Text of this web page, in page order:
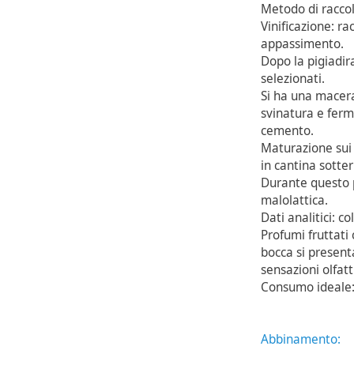
Metodo di
Vinificazione:
appassimento.
Dopo la
selezionati.
Si ha una
svinatura e
cemento.
Maturazione
in cantina
Durante
malolattica.
Dati analitici:
Profumi fruttati
bocca si
sensazioni
Consumo
Abbinamento: